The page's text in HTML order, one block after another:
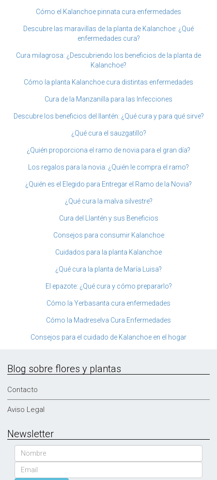
Cómo el Kalanchoe pinnata cura enfermedades
Descubre las maravillas de la planta de Kalanchoe: ¿Qué
enfermedades cura?
Cura milagrosa: ¿Descubriendo los beneficios de la planta de
Kalanchoe?
Cómo la planta Kalanchoe cura distintas enfermedades
Cura de la Manzanilla para las Infecciones
Descubre los beneficios del llantén: ¿Qué cura y para qué sirve?
¿Qué cura el sauzgatillo?
¿Quién proporciona el ramo de novia para el gran día?
Los regalos para la novia: ¿Quién le compra el ramo?
¿Quién es el Elegido para Entregar el Ramo de la Novia?
¿Qué cura la malva silvestre?
Cura del Llantén y sus Beneficios
Consejos para consumir Kalanchoe
Cuidados para la planta Kalanchoe
¿Qué cura la planta de María Luisa?
El epazote: ¿Qué cura y cómo prepararlo?
Cómo la Yerbasanta cura enfermedades
Cómo la Madreselva Cura Enfermedades
Consejos para el cuidado de Kalanchoe en el hogar
Blog sobre flores y plantas
Contacto
Aviso Legal
Newsletter
Nombre
Email